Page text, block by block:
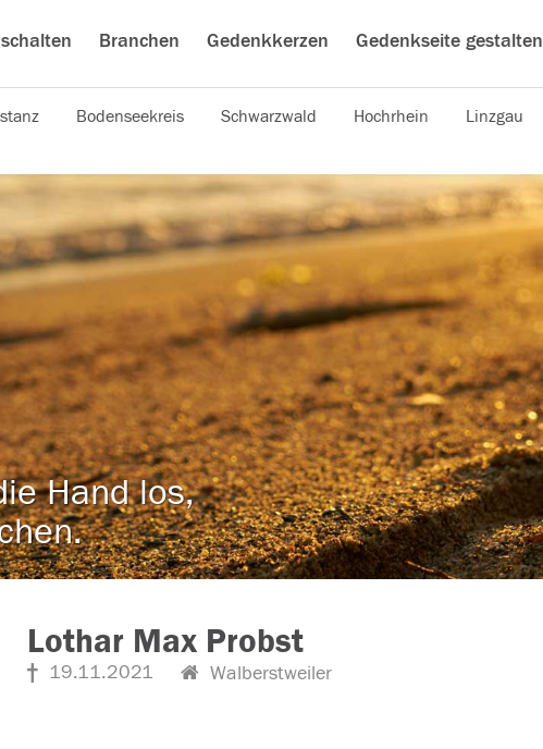
Branchen Gedenkkerzen Gedenkseite gestalten
Bodenseekreis Schwarzwald Hochrhein Linzgau
Hand los,
Lothar Max Probst
19.11.2021 Walberstweiler